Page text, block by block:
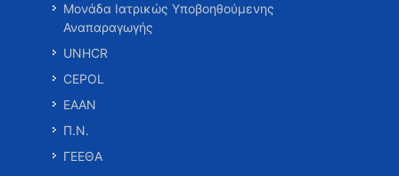
Μονάδα Ιατρικώς Υποβοηθούμενης
Αναπαραγωγής
UNHCR
CEPOL
ΕΑΑΝ
Π.Ν.
ΓΕΕΘΑ